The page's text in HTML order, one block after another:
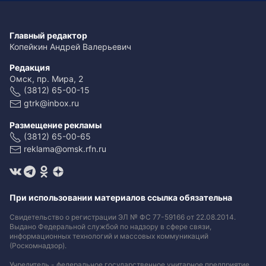
Главный редактор
Копейкин Андрей Валерьевич
Редакция
Омск, пр. Мира, 2
(3812) 65-00-15
gtrk@inbox.ru
Размещение рекламы
(3812) 65-00-65
reklama@omsk.rfn.ru
При использовании материалов ссылка обязательна
Свидетельство о регистрации ЭЛ № ФС 77-59166 от 22.08.2014.
Выдано Федеральной службой по надзору в сфере связи,
информационных технологий и массовых коммуникаций
(Роскомнадзор).